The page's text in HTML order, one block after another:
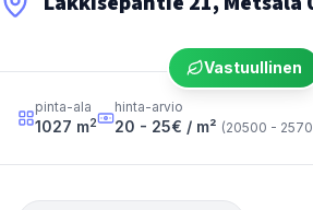
Vastuullinen
pinta-ala
1027 m2
hinta-arvio
20 - 25€ / m² (20500 -